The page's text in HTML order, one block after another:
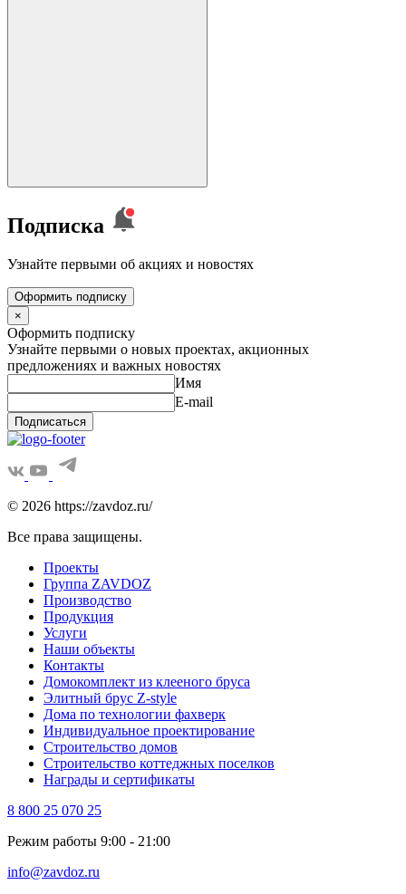
Подписка
Узнайте первыми об акциях и новостях
Оформить подписку
×
Оформить подписку
Узнайте первыми о новых проектах, акционных
предложениях и важных новостях
Имя
E-mail
Подписаться
© 2026 https://zavdoz.ru/
Все права защищены.
Проекты
Группа ZAVDOZ
Производство
Продукция
Услуги
Наши объекты
Контакты
Домокомплект из клееного бруса
Элитный брус Z-style
Дома по технологии фахверк
Индивидуальное проектирование
Строительство домов
Строительство коттеджных поселков
Награды и сертификаты
8 800 25 070 25
Режим работы 9:00 - 21:00
info@zavdoz.ru